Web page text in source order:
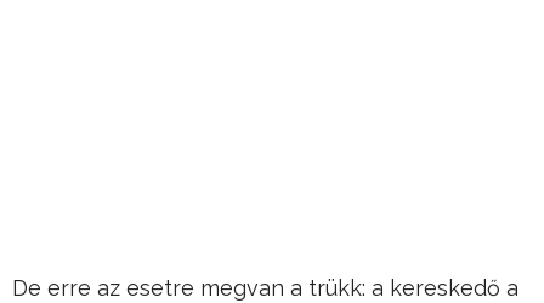
De erre az esetre megvan a trükk: a kereskedő a